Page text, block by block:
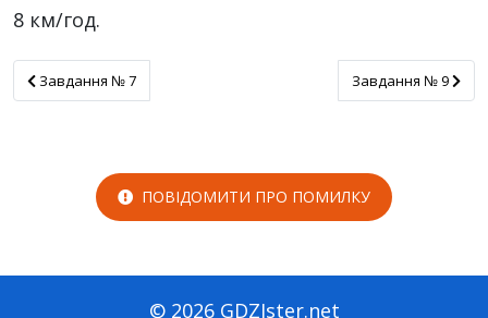
8 км/год.
Завдання № 7
Завдання № 7 Завдання № 9
Завдання № 9
ПОВІДОМИТИ ПРО ПОМИЛКУ
© 2026 GDZIster.net